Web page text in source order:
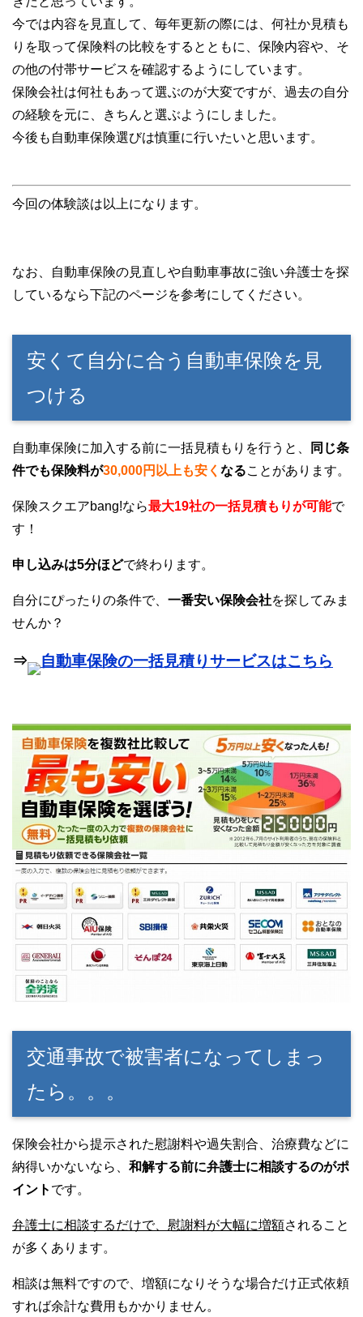
今では内容を見直して、毎年更新の際には、何社か見積も
りを取って保険料の比較をするとともに、保険内容や、そ
の他の付帯サービスを確認するようにしています。
保険会社は何社もあって選ぶのが大変ですが、過去の自分
の経験を元に、きちんと選ぶようにしました。
今後も自動車保険選びは慎重に行いたいと思います。
今回の体験談は以上になります。
なお、自動車保険の見直しや自動車事故に強い弁護士を探
しているなら下記のページを参考にしてください。
安くて自分に合う自動車保険を見
つける
自動車保険に加入する前に一括見積もりを行うと、
同じ条
件でも保険料が30,000円以上も安く なることがあります。
保険スクエアbang!なら最大19社の一括見積もりが可能で
す！
申し込みは5分ほどで終わります。
自分にぴったりの条件で、 一番安い保険会社を探してみま
せんか？
⇒ 自動車保険の一括見積りサービスはこちら
交通事故で被害者になってしまっ
たら。。。
保険会社から提示された慰謝料や過失割合、治療費などに
納得いかないなら、 和解する前に弁護士に相談するのがポ
イント です。
弁護士に相談するだけで、慰謝料が大幅に増額されること
が多くあります。
相談は無料ですので、増額になりそうな場合だけ正式依頼
すれば余計な費用もかかりません。